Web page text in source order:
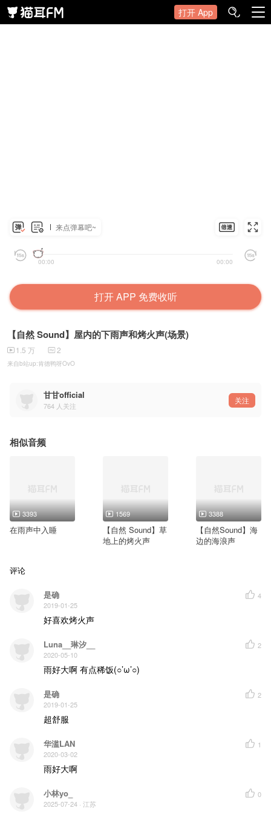
打开 App
来点弹幕吧~
00:00 00:00
打开 APP 免费收听
【自然 Sound】屋内的下雨声和烤火声(场景)
1.5 万 2
来自b站up:肯德鸭呀OvO
甘甘official
764 人关注
关注
相似音频
3393
在雨声中入睡
1569
【自然 Sound】草
地上的烤火声
3388
【自然Sound】海
边的海浪声
评论
是确
2019-01-25
4
好喜欢烤火声
Luna__琳汐__
2020-05-10
2
雨好大啊 有点稀饭(○’ω’○)
是确
2019-01-25
2
超舒服
华滥LAN
2020-03-02
1
雨好大啊
小林yo_
2025-07-24 · 江苏
0